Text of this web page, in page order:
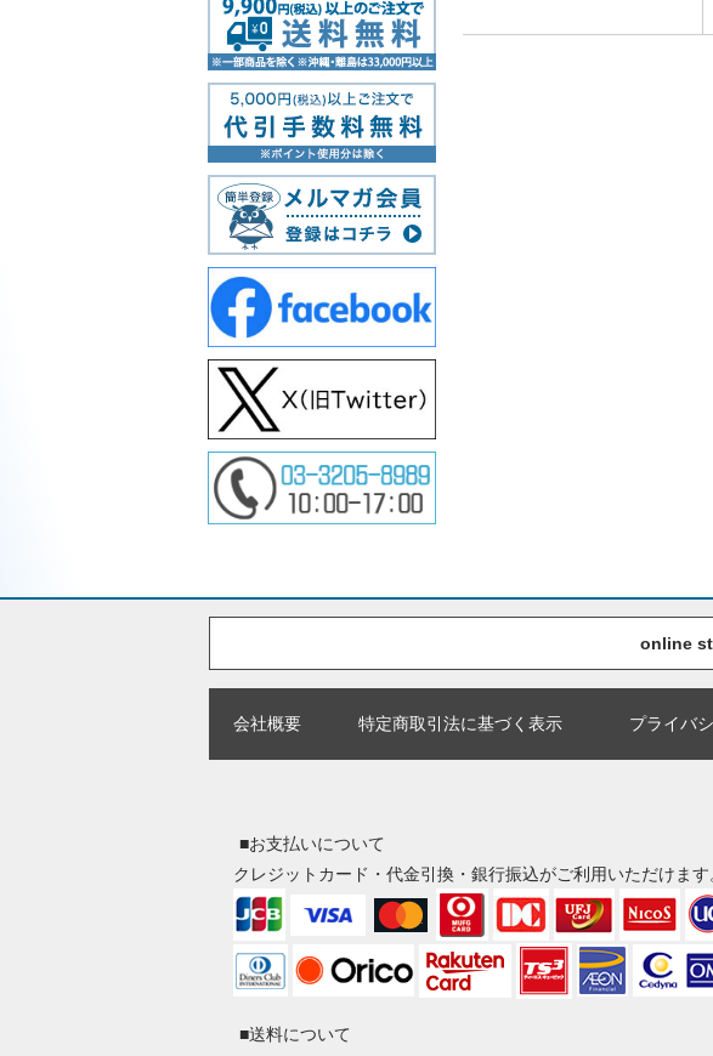
online
会社概要 特定商取引法に基づく表示 プライバ
■お支払いについて
クレジットカード・代金引換・銀行振込がご利用いただけます
■送料について